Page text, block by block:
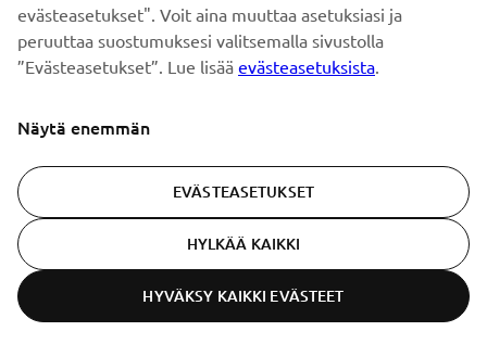
Lue tietosuojakäytäntömme saadaksesi tietää, miten
käsittelemme henkilötietojasi:
Tietosuoja ja evästeet -sivustolta
© Copyright - 2026 Yamaha Motor Europe N.V. - All Rights
Reserved
Tietosuojakäytäntö
evästeasetukset". Voit aina muuttaa asetuksiasi ja
peruuttaa suostumuksesi valitsemalla sivustolla
”Evästeasetukset”. Lue lisää evästeasetuksista.
Näytä enemmän
EVÄSTEASETUKSET
HYLKÄÄ KAIKKI
HYVÄKSY KAIKKI EVÄSTEET